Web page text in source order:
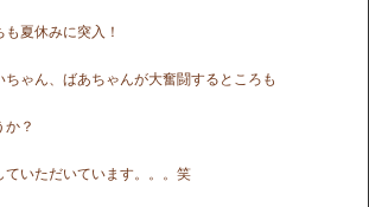
夏休みに突入！
ゃん、ばあちゃんが大奮闘するところも
か？
ていただいています。。。笑